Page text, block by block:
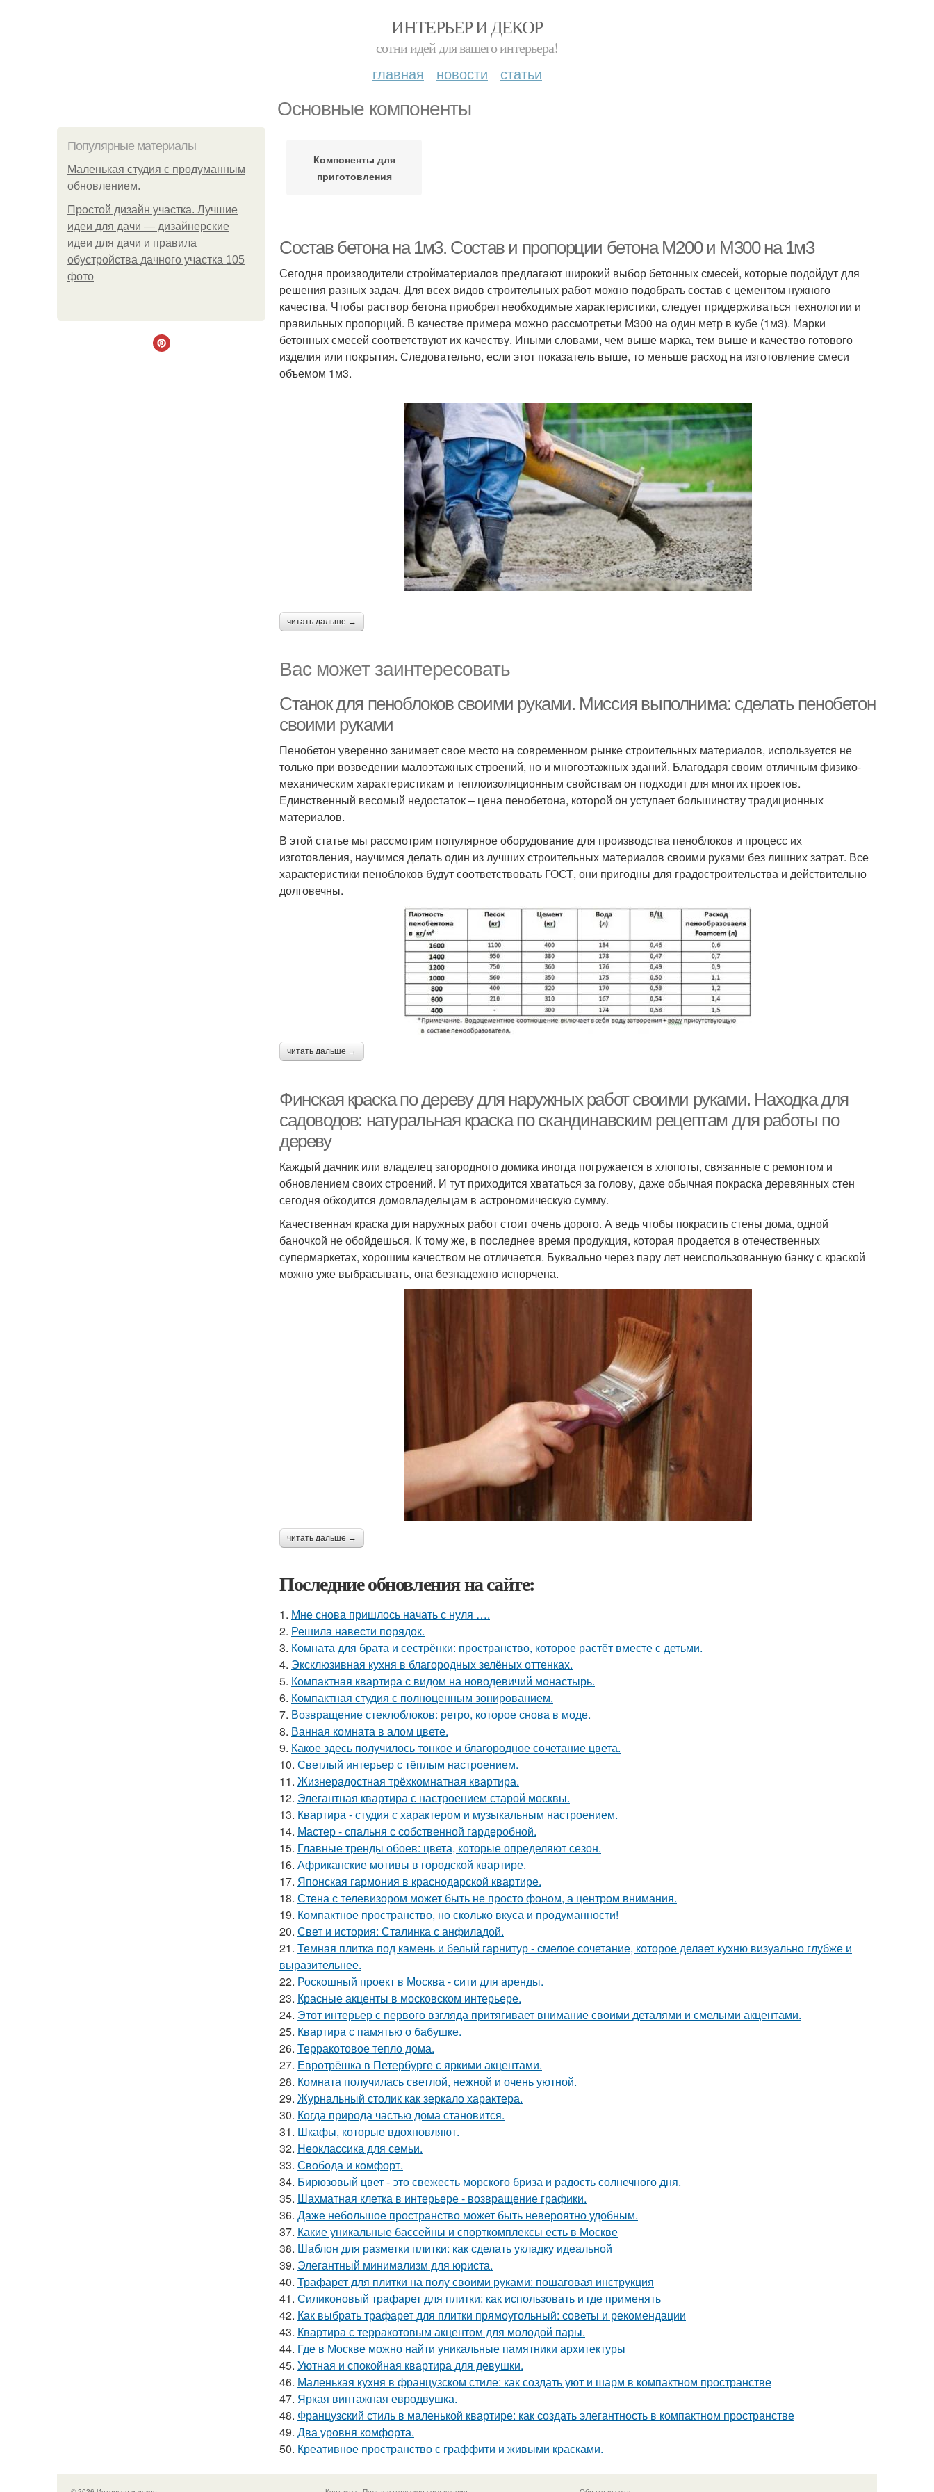
ИНТЕРЬЕР И ДЕКОР
сотни идей для вашего интерьера!
главная новости статьи
Основные компоненты
Популярные материалы
Маленькая студия с продуманным
обновлением.
Простой дизайн участка. Лучшие
идеи для дачи — дизайнерские
идеи для дачи и правила
обустройства дачного участка 105
фото
Компоненты для
приготовления
Состав бетона на 1м3. Состав и пропорции бетона М200 и М300 на 1м3
Сегодня производители стройматериалов предлагают широкий выбор бетонных смесей, которые подойдут для
решения разных задач. Для всех видов строительных работ можно подобрать состав с цементом нужного
качества. Чтобы раствор бетона приобрел необходимые характеристики, следует придерживаться технологии и
правильных пропорций. В качестве примера можно рассмотретьи М300 на один метр в кубе (1м3). Марки
бетонных смесей соответствуют их качеству. Иными словами, чем выше марка, тем выше и качество готового
изделия или покрытия. Следовательно, если этот показатель выше, то меньше расход на изготовление смеси
объемом 1м3.
читать дальше →
Вас может заинтересовать
Станок для пеноблоков своими руками. Миссия выполнима: сделать пенобетон
своими руками
Пенобетон уверенно занимает свое место на современном рынке строительных материалов, используется не
только при возведении малоэтажных строений, но и многоэтажных зданий. Благодаря своим отличным физико-
механическим характеристикам и теплоизоляционным свойствам он подходит для многих проектов.
Единственный весомый недостаток – цена пенобетона, которой он уступает большинству традиционных
материалов.
В этой статье мы рассмотрим популярное оборудование для производства пеноблоков и процесс их
изготовления, научимся делать один из лучших строительных материалов своими руками без лишних затрат. Все
характеристики пеноблоков будут соответствовать ГОСТ, они пригодны для градостроительства и действительно
долговечны.
читать дальше →
Финская краска по дереву для наружных работ своими руками. Находка для
садоводов: натуральная краска по скандинавским рецептам для работы по
дереву
Каждый дачник или владелец загородного домика иногда погружается в хлопоты, связанные с ремонтом и
обновлением своих строений. И тут приходится хвататься за голову, даже обычная покраска деревянных стен
сегодня обходится домовладельцам в астрономическую сумму.
Качественная краска для наружных работ стоит очень дорого. А ведь чтобы покрасить стены дома, одной
баночкой не обойдешься. К тому же, в последнее время продукция, которая продается в отечественных
супермаркетах, хорошим качеством не отличается. Буквально через пару лет неиспользованную банку с краской
можно уже выбрасывать, она безнадежно испорчена.
читать дальше →
Последние обновления на сайте:
1. Мне снова пришлось начать с нуля ….
2. Решила навести порядок.
3. Комната для брата и сестрёнки: пространство, которое растёт вместе с детьми.
4. Эксклюзивная кухня в благородных зелёных оттенках.
5. Компактная квартира с видом на новодевичий монастырь.
6. Компактная студия с полноценным зонированием.
7. Возвращение стеклоблоков: ретро, которое снова в моде.
8. Ванная комната в алом цвете.
9. Какое здесь получилось тонкое и благородное сочетание цвета.
10. Светлый интерьер с тёплым настроением.
11. Жизнерадостная трёхкомнатная квартира.
12. Элегантная квартира с настроением старой москвы.
13. Квартира - студия с характером и музыкальным настроением.
14. Мастер - спальня с собственной гардеробной.
15. Главные тренды обоев: цвета, которые определяют сезон.
16. Африканские мотивы в городской квартире.
17. Японская гармония в краснодарской квартире.
18. Стена с телевизором может быть не просто фоном, а центром внимания.
19. Компактное пространство, но сколько вкуса и продуманности!
20. Свет и история: Сталинка с анфиладой.
21. Темная плитка под камень и белый гарнитур - смелое сочетание, которое делает кухню визуально глубже и
выразительнее.
22. Роскошный проект в Москва - сити для аренды.
23. Красные акценты в московском интерьере.
24. Этот интерьер с первого взгляда притягивает внимание своими деталями и смелыми акцентами.
25. Квартира с памятью о бабушке.
26. Терракотовое тепло дома.
27. Евротрёшка в Петербурге с яркими акцентами.
28. Комната получилась светлой, нежной и очень уютной.
29. Журнальный столик как зеркало характера.
30. Когда природа частью дома становится.
31. Шкафы, которые вдохновляют.
32. Неоклассика для семьи.
33. Свобода и комфорт.
34. Бирюзовый цвет - это свежесть морского бриза и радость солнечного дня.
35. Шахматная клетка в интерьере - возвращение графики.
36. Даже небольшое пространство может быть невероятно удобным.
37. Какие уникальные бассейны и спорткомплексы есть в Москве
38. Шаблон для разметки плитки: как сделать укладку идеальной
39. Элегантный минимализм для юриста.
40. Трафарет для плитки на полу своими руками: пошаговая инструкция
41. Силиконовый трафарет для плитки: как использовать и где применять
42. Как выбрать трафарет для плитки прямоугольный: советы и рекомендации
43. Квартира с терракотовым акцентом для молодой пары.
44. Где в Москве можно найти уникальные памятники архитектуры
45. Уютная и спокойная квартира для девушки.
46. Маленькая кухня в французском стиле: как создать уют и шарм в компактном пространстве
47. Яркая винтажная евродвушка.
48. Французский стиль в маленькой квартире: как создать элегантность в компактном пространстве
49. Два уровня комфорта.
50. Креативное пространство с граффити и живыми красками.